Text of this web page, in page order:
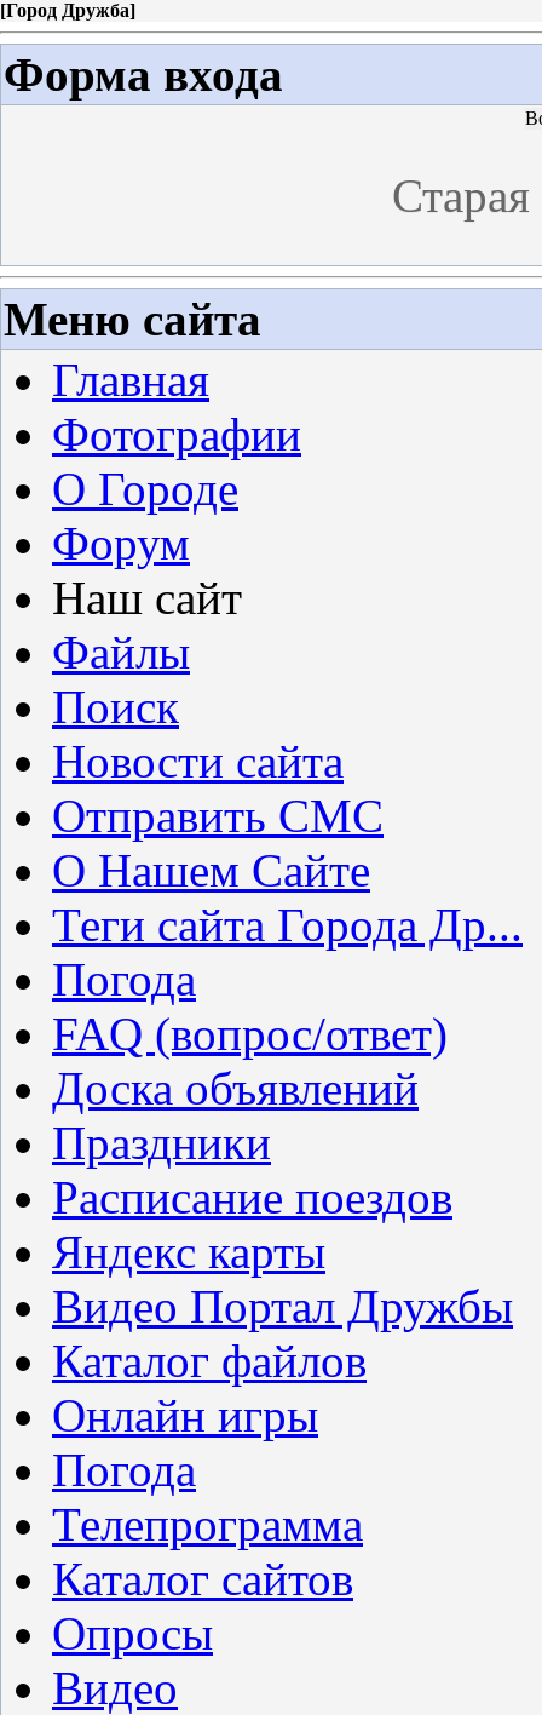
[Город Дружба]
Форма входа
Меню сайта
Главная
Фотографии
О Городе
Форум
Наш сайт
Файлы
Поиск
Новости сайта
Отправить СМС
О Нашем Сайте
Теги сайта Города Др...
Погода
FAQ (вопрос/ответ)
Доска объявлений
Праздники
Расписание поездов
Яндекс карты
Видео Портал Дружбы
Каталог файлов
Онлайн игры
Погода
Телепрограмма
Каталог сайтов
Опросы
Видео